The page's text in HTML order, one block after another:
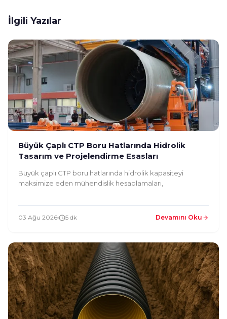
İlgili Yazılar
Büyük Çaplı CTP Boru Hatlarında Hidrolik
Tasarım ve Projelendirme Esasları
Büyük çaplı CTP boru hatlarında hidrolik kapasiteyi
maksimize eden mühendislik hesaplamaları,
03 Ağu 2026 5 dk Devamını Oku